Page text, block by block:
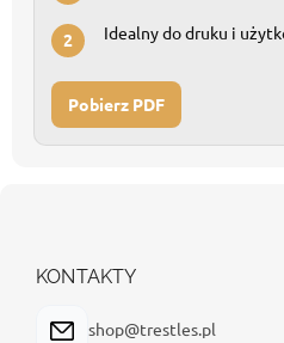
2 Idealny do druku i
Pobierz PDF
KONTAKTY
shop@trestles.pl